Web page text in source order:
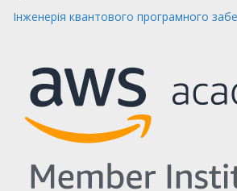
Інженерія квантового програмного